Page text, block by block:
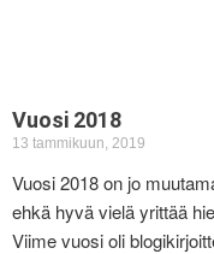
Vuosi 2018
13 tammikuun, 2019
Vuosi 2018 on jo
ehkä hyvä vielä yrittää
Viime vuosi oli